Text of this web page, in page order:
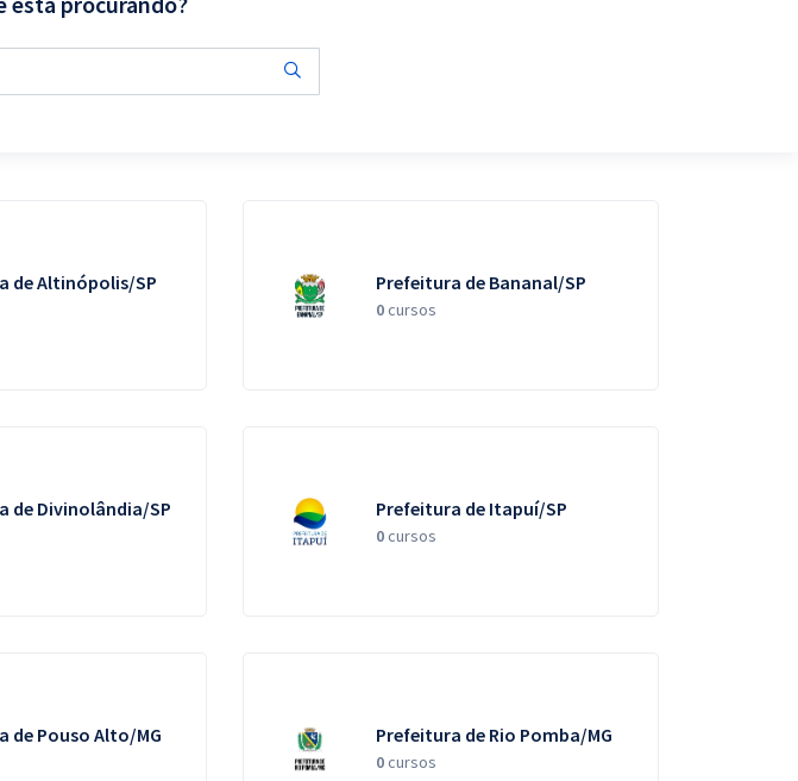
de Altinópolis/SP Prefeitura de Bananal/SP
0cursos
de Divinolândia/SP Prefeitura de Itapuí/SP
0cursos
de Pouso Alto/MG Prefeitura de Rio Pomba/MG
0cursos